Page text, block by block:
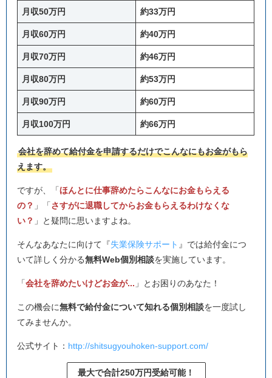
月収50万円 約33万円
月収60万円 約40万円
月収70万円 約46万円
月収80万円 約53万円
月収90万円 約60万円
月収100万円 約66万円
会社を辞めて給付金を申請するだけでこんなにもお金がもら
えます。
ですが、「ほんとに仕事辞めたらこんなにお金もらえる
の？ 」「さすがに退職してからお金もらえるわけなくな
い？ 」と疑問に思いますよね。
そんなあなたに向けて『失業保険サポート 』では給付金につ
いて詳しく分かる無料Web個別相談を実施しています。
「会社を辞めたいけどお金が... 」とお困りのあなた！
この機会に無料で給付金について知れる個別相談を一度試し
てみませんか。
公式サイト： http://shitsugyouhoken-support.com/
最大で合計250万円受給可能！